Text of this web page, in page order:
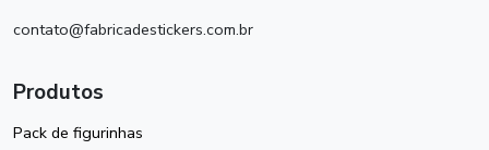
contato@fabricadestickers.com.br
Produtos
Pack de figurinhas